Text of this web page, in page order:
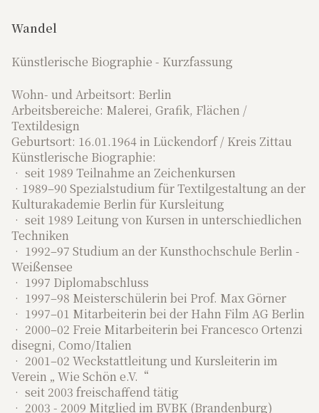
Wandel
Künstlerische Biographie - Kurzfassung
Wohn- und Arbeitsort: Berlin
Arbeitsbereiche: Malerei, Grafik, Flächen /
Textildesign
Geburtsort: 16.01.1964 in Lückendorf / Kreis Zittau
Künstlerische Biographie:
• seit 1989 Teilnahme an Zeichenkursen
•1989–90 Spezialstudium für Textilgestaltung an der
Kulturakademie Berlin für Kursleitung
• seit 1989 Leitung von Kursen in unterschiedlichen
Techniken
• 1992–97 Studium an der Kunsthochschule Berlin -
Weißensee
• 1997 Diplomabschluss
• 1997–98 Meisterschülerin bei Prof. Max Görner
• 1997–01 Mitarbeiterin bei der Hahn Film AG Berlin
• 2000–02 Freie Mitarbeiterin bei Francesco Ortenzi
disegni, Como/Italien
• 2001–02 Weckstattleitung und Kursleiterin im
Verein „ Wie Schön e.V.“
• seit 2003 freischaffend tätig
• 2003 - 2009 Mitglied im BVBK (Brandenburg)